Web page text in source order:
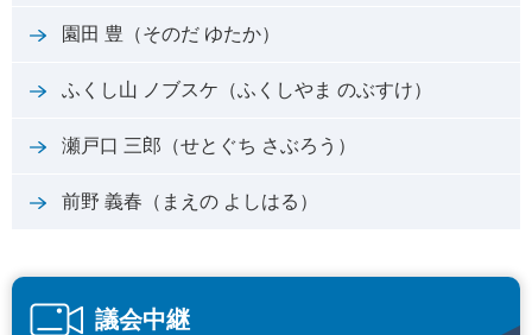
園田 豊（そのだ ゆたか）
ふくし山 ノブスケ（ふくしやま のぶすけ）
瀬戸口 三郎（せとぐち さぶろう）
前野 義春（まえの よしはる）
議会中継